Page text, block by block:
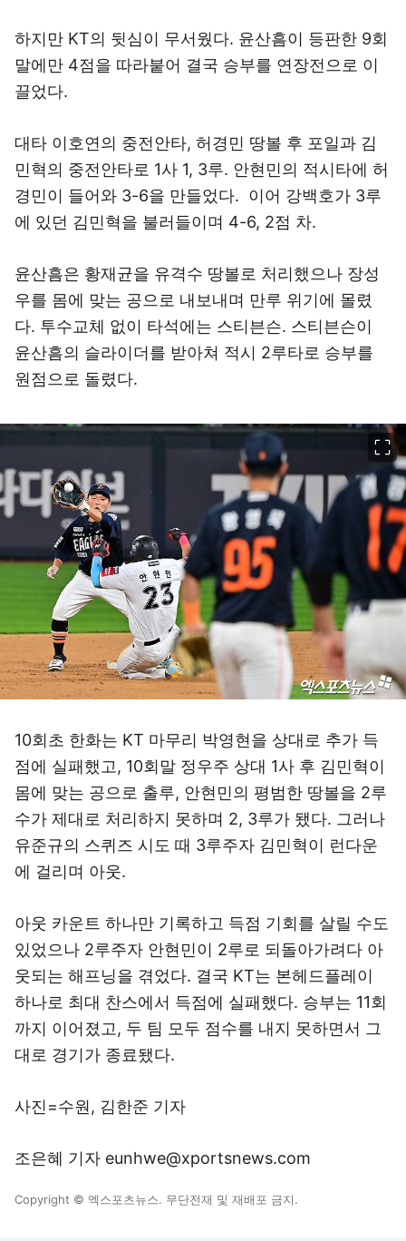
하지만 KT의 뒷심이 무서웠다. 윤산흠이 등판한 9회
말에만 4점을 따라붙어 결국 승부를 연장전으로 이
끌었다.
대타 이호연의 중전안타, 허경민 땅볼 후 포일과 김
민혁의 중전안타로 1사 1, 3루. 안현민의 적시타에 허
경민이 들어와 3-6을 만들었다. 이어 강백호가 3루
에 있던 김민혁을 불러들이며 4-6, 2점 차.
윤산흠은 황재균을 유격수 땅볼로 처리했으나 장성
우를 몸에 맞는 공으로 내보내며 만루 위기에 몰렸
다. 투수교체 없이 타석에는 스티븐슨. 스티븐슨이
윤산흠의 슬라이더를 받아쳐 적시 2루타로 승부를
원점으로 돌렸다.
10회초 한화는 KT 마무리 박영현을 상대로 추가 득
점에 실패했고, 10회말 정우주 상대 1사 후 김민혁이
몸에 맞는 공으로 출루, 안현민의 평범한 땅볼을 2루
수가 제대로 처리하지 못하며 2, 3루가 됐다. 그러나
유준규의 스퀴즈 시도 때 3루주자 김민혁이 런다운
에 걸리며 아웃.
아웃 카운트 하나만 기록하고 득점 기회를 살릴 수도
있었으나 2루주자 안현민이 2루로 되돌아가려다 아
웃되는 해프닝을 겪었다. 결국 KT는 본헤드플레이
하나로 최대 찬스에서 득점에 실패했다. 승부는 11회
까지 이어졌고, 두 팀 모두 점수를 내지 못하면서 그
대로 경기가 종료됐다.
사진=수원, 김한준 기자
조은혜 기자 eunhwe@xportsnews.com
Copyright © 엑스포츠뉴스. 무단전재 및 재배포 금지.